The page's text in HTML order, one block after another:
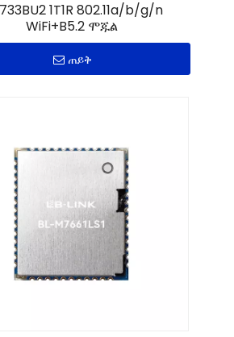
1T1R 802.11a/b/g/n
WiFi+B5.2 ሞጁል
ጠይቅ